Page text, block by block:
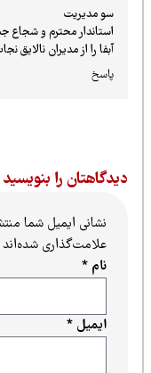
سو مدیریت
استاندار محترم و شجاع جناب
آبفا را از مدیران نالایق نجات بده
را بنویسید
نشانی ایمیل شما منتشر
علامت‌گذاری شده‌اند*
ایمیل*